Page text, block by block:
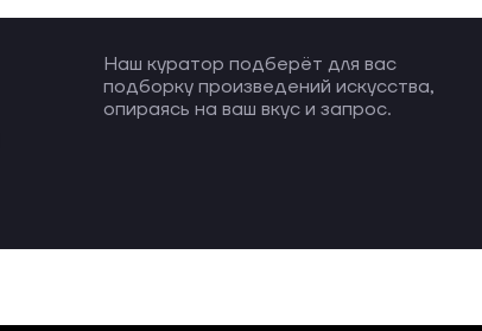
Наш куратор подберёт для вас
подборку произведений искусства,
опираясь на ваш вкус и запрос.